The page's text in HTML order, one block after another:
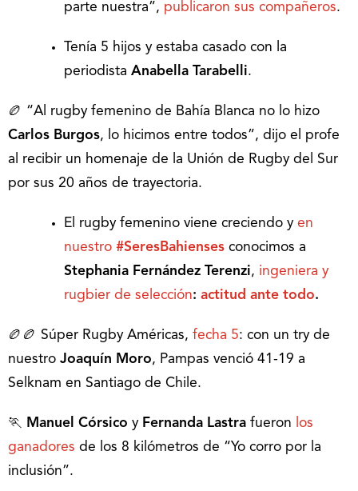
parte nuestra”, publicaron sus compañeros.
Tenía 5 hijos y estaba casado con la
periodista Anabella Tarabelli.
🏉 “Al rugby femenino de Bahía Blanca no lo hizo
Carlos Burgos, lo hicimos entre todos”, dijo el profe
al recibir un homenaje de la Unión de Rugby del Sur
por sus 20 años de trayectoria.
El rugby femenino viene creciendo y en
nuestro #SeresBahienses conocimos a
Stephania Fernández Terenzi, ingeniera y
rugbier de selección: actitud ante todo.
🏉🏉 Súper Rugby Américas, fecha 5: con un try de
nuestro Joaquín Moro, Pampas venció 41-19 a
Selknam en Santiago de Chile.
🏃 Manuel Córsico y Fernanda Lastra fueron los
ganadores de los 8 kilómetros de “Yo corro por la
inclusión”.